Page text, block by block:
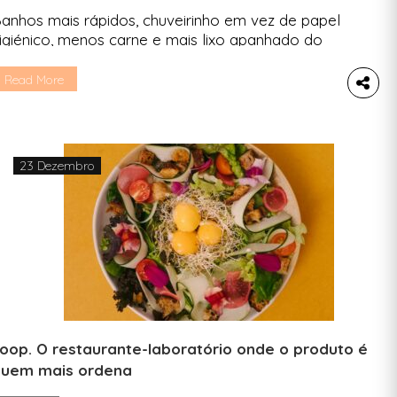
mais rápidos, chuveirinho em vez de papel
menos carne e mais lixo apanhado do
2022. Marta Cerqueira O maior desafio para
Read More
23 Dezembro
O restaurante-laboratório onde o produto é
mais ordena